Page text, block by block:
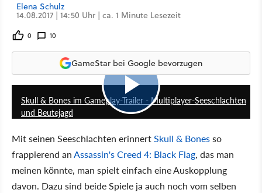
Elena Schulz
14.08.2017 | 14:50 Uhr | ca. 1 Minute Lesezeit
0 10
GameStar bei Google bevorzugen
5:29
Skull & Bones im Gameplay-Trailer - Multiplayer-Seeschlachten
und Beutejagd
Mit seinen Seeschlachten erinnertSkull & Bonesso
frappierend anAssassin's Creed 4: Black Flag, das man
meinen könnte, man spielt einfach eine Auskopplung
davon. Dazu sind beide Spiele ja auch noch vom selben